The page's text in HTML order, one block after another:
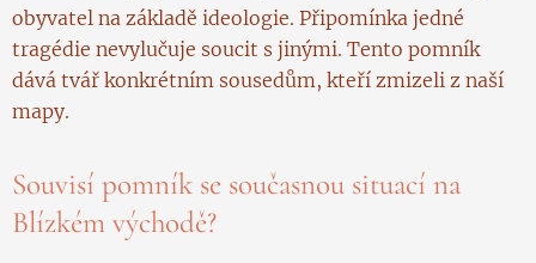
obyvatel na základě ideologie. Připomínka jedné
tragédie nevylučuje soucit s jinými. Tento pomník
dává tvář konkrétním sousedům, kteří zmizeli z naší
mapy.
Souvisí pomník se současnou situací na
Blízkém východě?